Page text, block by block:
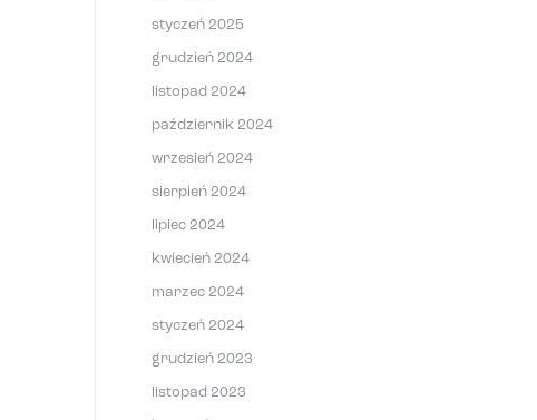
styczeń 2025
grudzień 2024
listopad 2024
październik 2024
wrzesień 2024
sierpień 2024
lipiec 2024
kwiecień 2024
marzec 2024
styczeń 2024
grudzień 2023
listopad 2023